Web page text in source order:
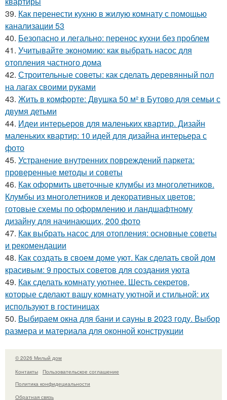
39. Как перенести кухню в жилую комнату с помощью
канализации 53
40. Безопасно и легально: перенос кухни без проблем
41. Учитывайте экономию: как выбрать насос для
отопления частного дома
42. Строительные советы: как сделать деревянный пол
на лагах своими руками
43. Жить в комфорте: Двушка 50 м² в Бутово для семьи с
двумя детьми
44. Идеи интерьеров для маленьких квартир. Дизайн
маленьких квартир: 10 идей для дизайна интерьера с
фото
45. Устранение внутренних повреждений паркета:
проверенные методы и советы
46. Как оформить цветочные клумбы из многолетников.
Клумбы из многолетников и декоративных цветов:
готовые схемы по оформлению и ландшафтному
дизайну для начинающих, 200 фото
47. Как выбрать насос для отопления: основные советы
и рекомендации
48. Как создать в своем доме уют. Как сделать свой дом
красивым: 9 простых советов для создания уюта
49. Как сделать комнату уютнее. Шесть секретов,
которые сделают вашу комнату уютной и стильной: их
используют в гостиницах
50. Выбираем окна для бани и сауны в 2023 году. Выбор
размера и материала для оконной конструкции
© 2026 Милый дом
Контакты
Пользовательское соглашение
Политика конфидециальности
Обратная связь